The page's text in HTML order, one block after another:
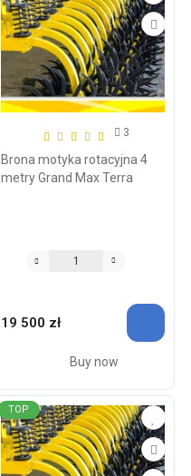
3
Brona motyka rotacyjna 4
metry Grand Max Terra
19 500 zł
Buy now
TOP